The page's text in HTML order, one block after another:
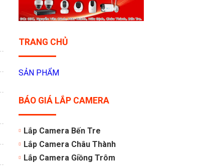
TRANG CHỦ
SẢN PHẨM
BÁO GIÁ LẮP CAMERA
Lắp Camera Bến Tre
Lắp Camera Châu Thành
Lắp Camera Giồng Trôm